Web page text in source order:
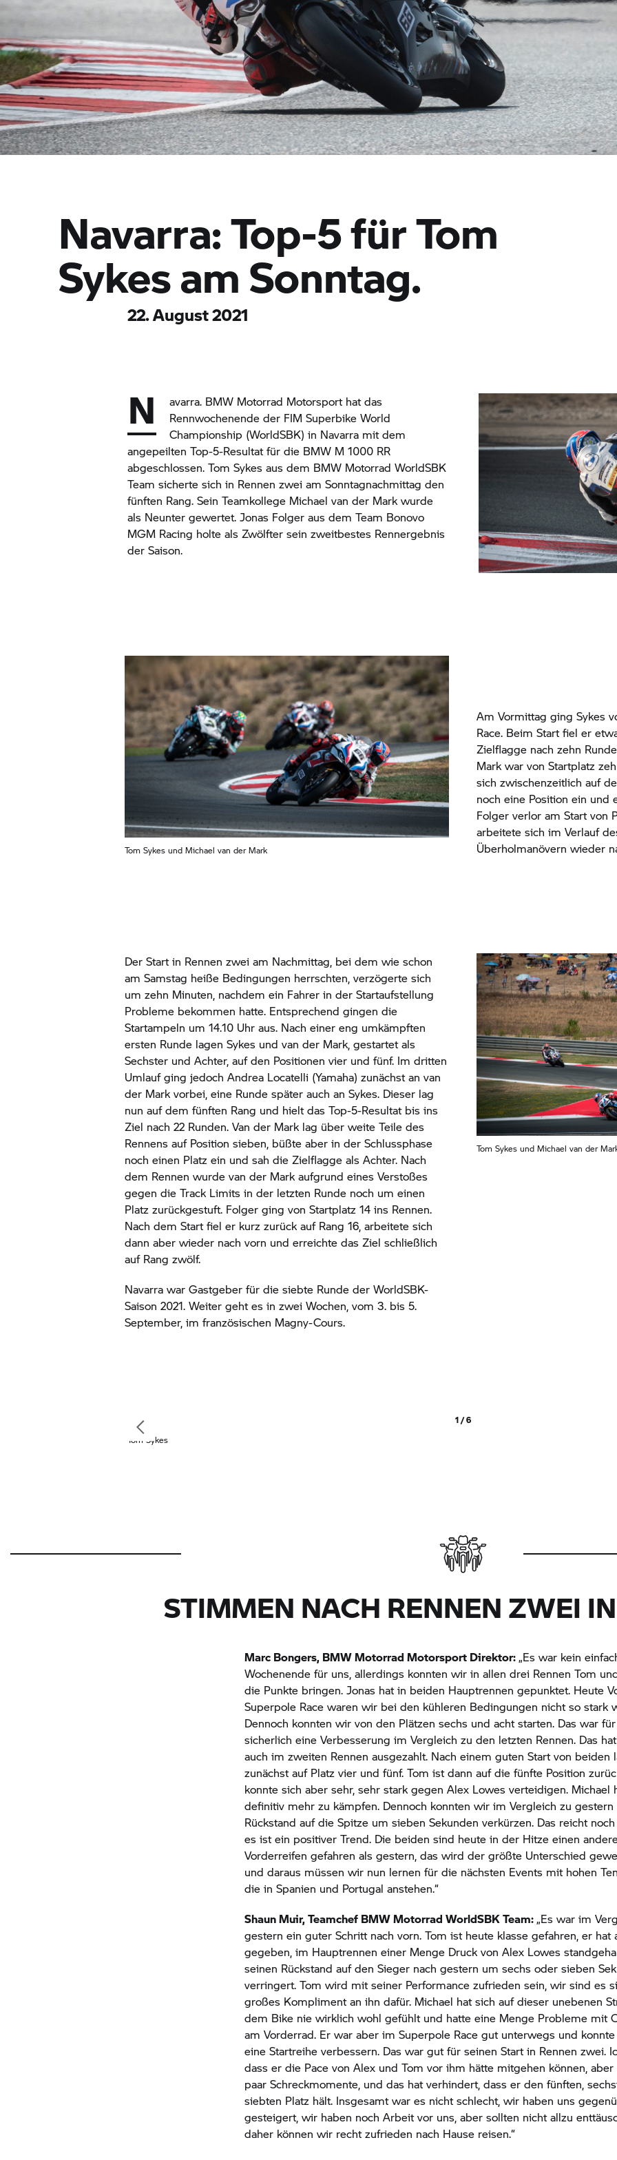
Navarra: Top-5 für Tom
Sykes am Sonntag.
22. August 2021
N avarra. BMW Motorrad Motorsport hat das
Rennwochenende der FIM Superbike World
Championship (WorldSBK) in Navarra mit dem
angepeilten Top-5-Resultat für die BMW M 1000 RR
abgeschlossen. Tom Sykes aus dem BMW Motorrad WorldSBK
Team sicherte sich in Rennen zwei am Sonntagnachmittag den
fünften Rang. Sein Teamkollege Michael van der Mark wurde
als Neunter gewertet. Jonas Folger aus dem Team Bonovo
MGM Racing holte als Zwölfter sein zweitbestes Rennergebnis
der Saison.
Tom Sykes und Michael van der Mark
Am Vormittag ging Sykes
Race. Beim Start fiel er
Zielflagge nach zehn
Mark war von Startplatz
sich zwischenzeitlich auf
noch eine Position ein und
Folger verlor am Start von
arbeitete sich im Verlauf
Überholmanövern wieder
Tom Sykes und Michael van der
Der Start in Rennen zwei am Nachmittag, bei dem wie schon
am Samstag heiße Bedingungen herrschten, verzögerte sich
um zehn Minuten, nachdem ein Fahrer in der Startaufstellung
Probleme bekommen hatte. Entsprechend gingen die
Startampeln um 14.10 Uhr aus. Nach einer eng umkämpften
ersten Runde lagen Sykes und van der Mark, gestartet als
Sechster und Achter, auf den Positionen vier und fünf. Im dritten
Umlauf ging jedoch Andrea Locatelli (Yamaha) zunächst an van
der Mark vorbei, eine Runde später auch an Sykes. Dieser lag
nun auf dem fünften Rang und hielt das Top-5-Resultat bis ins
Ziel nach 22 Runden. Van der Mark lag über weite Teile des
Rennens auf Position sieben, büßte aber in der Schlussphase
noch einen Platz ein und sah die Zielflagge als Achter. Nach
dem Rennen wurde van der Mark aufgrund eines Verstoßes
gegen die Track Limits in der letzten Runde noch um einen
Platz zurückgestuft. Folger ging von Startplatz 14 ins Rennen.
Nach dem Start fiel er kurz zurück auf Rang 16, arbeitete sich
dann aber wieder nach vorn und erreichte das Ziel schließlich
auf Rang zwölf.
Navarra war Gastgeber für die siebte Runde der WorldSBK-
Saison 2021. Weiter geht es in zwei Wochen, vom 3. bis 5.
September, im französischen Magny-Cours.
1 / 6
Tom Sykes
STIMMEN NACH RENNEN ZWEI
Marc Bongers, BMW Motorrad Motorsport Direktor:„Es war kein
Wochenende für uns, allerdings konnten wir in allen drei Rennen Tom
die Punkte bringen. Jonas hat in beiden Hauptrennen gepunktet. Heute
Superpole Race waren wir bei den kühleren Bedingungen nicht so stark
Dennoch konnten wir von den Plätzen sechs und acht starten. Das war
sicherlich eine Verbesserung im Vergleich zu den letzten Rennen. Das
auch im zweiten Rennen ausgezahlt. Nach einem guten Start von beiden
zunächst auf Platz vier und fünf. Tom ist dann auf die fünfte Position
konnte sich aber sehr, sehr stark gegen Alex Lowes verteidigen. Michael
definitiv mehr zu kämpfen. Dennoch konnten wir im Vergleich zu
Rückstand auf die Spitze um sieben Sekunden verkürzen. Das reicht
es ist ein positiver Trend. Die beiden sind heute in der Hitze einen
Vorderreifen gefahren als gestern, das wird der größte Unterschied
und daraus müssen wir nun lernen für die nächsten Events mit hohen
die in Spanien und Portugal anstehen.“
Shaun Muir, Teamchef BMW Motorrad WorldSBK Team:„Es war im
gestern ein guter Schritt nach vorn. Tom ist heute klasse gefahren, er hat
gegeben, im Hauptrennen einer Menge Druck von Alex Lowes
seinen Rückstand auf den Sieger nach gestern um sechs oder sieben
verringert. Tom wird mit seiner Performance zufrieden sein, wir sind es
großes Kompliment an ihn dafür. Michael hat sich auf dieser unebenen
dem Bike nie wirklich wohl gefühlt und hatte eine Menge Probleme mit
am Vorderrad. Er war aber im Superpole Race gut unterwegs und
eine Startreihe verbessern. Das war gut für seinen Start in Rennen zwei.
dass er die Pace von Alex und Tom vor ihm hätte mitgehen können,
paar Schreckmomente, und das hat verhindert, dass er den fünften,
siebten Platz hält. Insgesamt war es nicht schlecht, wir haben uns
gesteigert, wir haben noch Arbeit vor uns, aber sollten nicht allzu
daher können wir recht zufrieden nach Hause reisen.“